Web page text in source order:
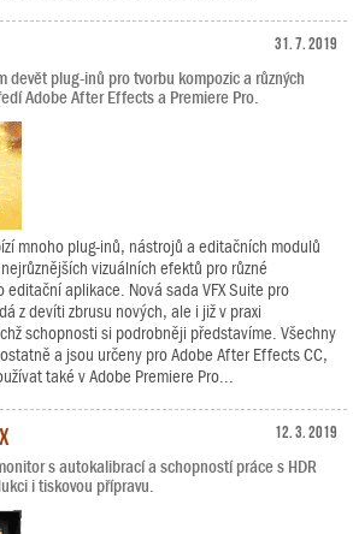
31. 7. 2019
devět plug-inů pro tvorbu kompozic a různých
Adobe After Effects a Premiere Pro.
mnoho plug-inů, nástrojů a editačních modulů
vizuálních efektů pro různé
aplikace. Nová sada VFX Suite pro
z devíti zbrusu nových, ale i již v praxi
schopnosti si podrobněji představíme. Všechny
a jsou určeny pro Adobe After Effects CC,
také v Adobe Premiere Pro...
12. 3. 2019
s autokalibrací a schopností práce s HDR
i tiskovou přípravu.